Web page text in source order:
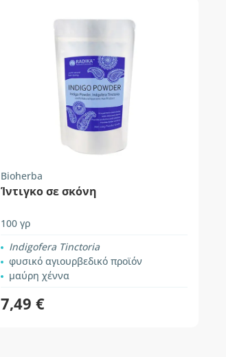
Bioherba
Ίντιγκο σε σκόνη
100 γρ
Indigofera Tinctoria
φυσικό αγιουρβεδικό προϊόν
μαύρη χέννα
7,49 €